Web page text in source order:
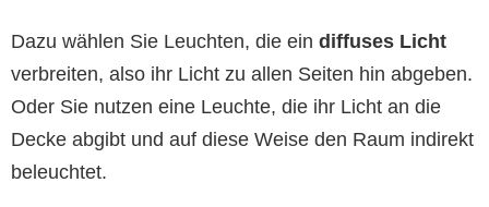
Dazu wählen Sie Leuchten, die ein diffuses Licht
verbreiten, also ihr Licht zu allen Seiten hin abgeben.
Oder Sie nutzen eine Leuchte, die ihr Licht an die
Decke abgibt und auf diese Weise den Raum indirekt
beleuchtet.